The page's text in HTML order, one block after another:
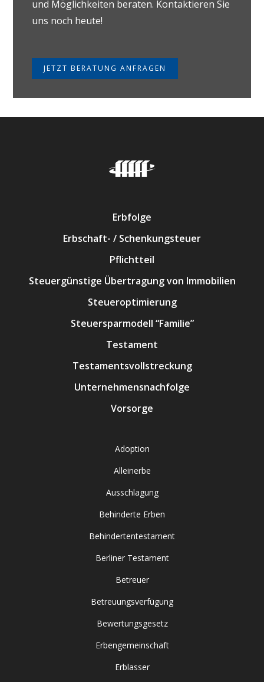
und Möglichkeiten beraten. Kontaktieren Sie
uns noch heute!
JETZT BERATUNG ANFRAGEN
Erbfolge
Erbschaft- / Schenkungsteuer
Pflichtteil
Steuergünstige Übertragung von Immobilien
Steueroptimierung
Steuersparmodell “Familie”
Testament
Testamentsvollstreckung
Unternehmensnachfolge
Vorsorge
Adoption
Alleinerbe
Ausschlagung
Behinderte Erben
Behindertentestament
Berliner Testament
Betreuer
Betreuungsverfügung
Bewertungsgesetz
Erbengemeinschaft
Erblasser